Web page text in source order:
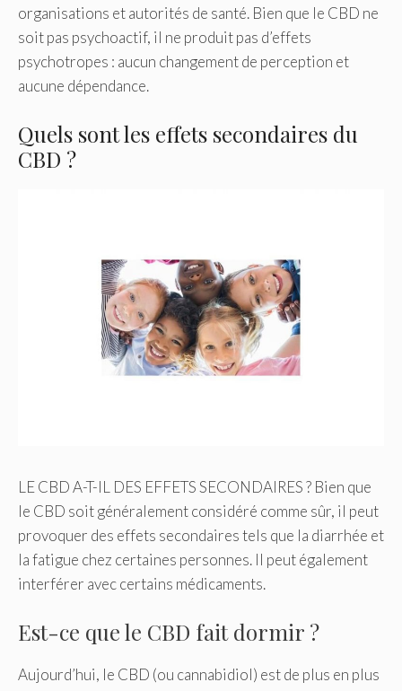
organisations et autorités de santé. Bien que le CBD ne
soit pas psychoactif, il ne produit pas d’effets
psychotropes : aucun changement de perception et
aucune dépendance.
Quels sont les effets secondaires du
CBD ?
LE CBD A-T-IL DES EFFETS SECONDAIRES ? Bien que
le CBD soit généralement considéré comme sûr, il peut
provoquer des effets secondaires tels que la diarrhée et
la fatigue chez certaines personnes. Il peut également
interférer avec certains médicaments.
Est-ce que le CBD fait dormir ?
Aujourd’hui, le CBD (ou cannabidiol) est de plus en plus